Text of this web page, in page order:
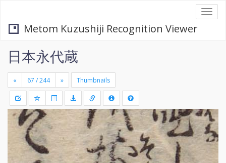
Metom Kuzushiji Recognition Viewer
日本永代蔵
« » Thumbnails
+
-
Draw
a